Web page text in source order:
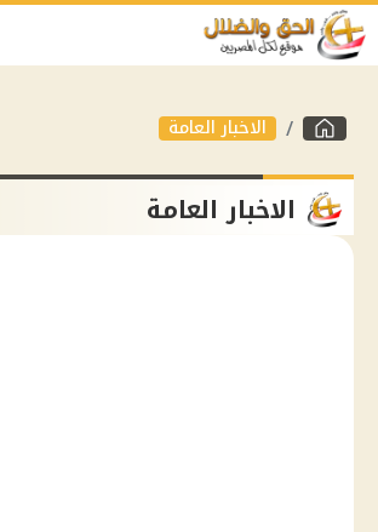
الاخبار العامة
الاخبار العامة